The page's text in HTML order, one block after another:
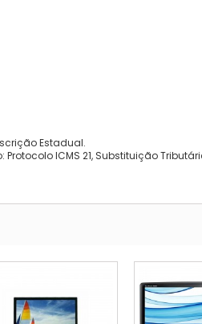
Estadual.
ICMS 21, Substituição